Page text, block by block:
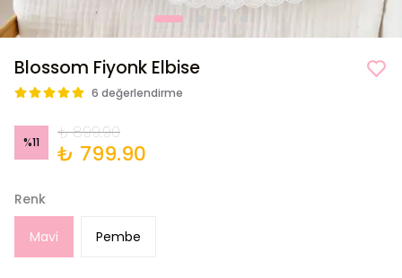
Blossom Fiyonk Elbise
6 değerlendirme
%11 ₺ 899.90
₺ 799.90
Renk
Mavi Pembe